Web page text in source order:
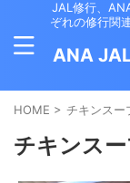
JAL修行、
ぞれの修行関
ANA
HOME > チキンスー
チキンス